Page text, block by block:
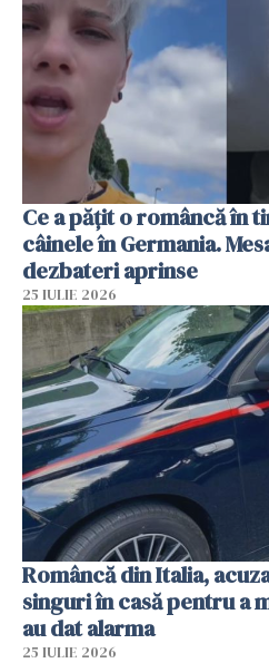
Ce a pățit o româncă în
câinele în Germania.
dezbateri aprinse
25 IULIE 2026
Româncă din Italia,
singuri în casă pentru a
au dat alarma
25 IULIE 2026